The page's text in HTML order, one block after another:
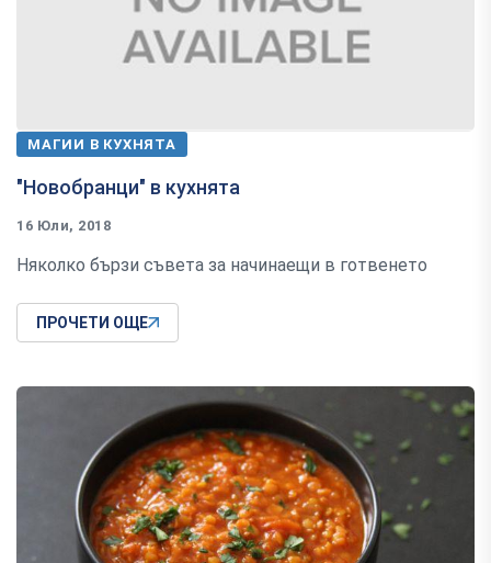
МАГИИ В КУХНЯТА
"Новобранци" в кухнята
16 Юли, 2018
Няколко бързи съвета за начинаещи в готвенето
ПРОЧЕТИ ОЩЕ